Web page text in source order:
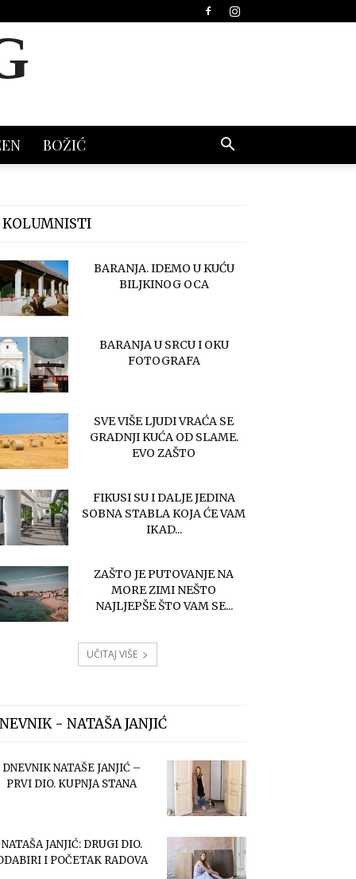
BOŽIĆ
KOLUMNISTI
BARANJA. IDEMO U KUĆU
BILJKINOG OCA
BARANJA U SRCU I OKU
FOTOGRAFA
SVE VIŠE LJUDI VRAĆA SE
GRADNJI KUĆA OD SLAME.
EVO ZAŠTO
FIKUSI SU I DALJE JEDINA
SOBNA STABLA KOJA ĆE VAM
IKAD...
ZAŠTO JE PUTOVANJE NA
MORE ZIMI NEŠTO
NAJLJEPŠE ŠTO VAM SE...
UČITAJ VIŠE
- NATAŠA JANJIĆ
DNEVNIK NATAŠE JANJIĆ –
PRVI DIO. KUPNJA STANA
NATAŠA JANJIĆ: DRUGI DIO.
I POČETAK RADOVA